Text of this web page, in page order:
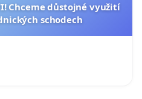
Chceme důstojné využití
schodech